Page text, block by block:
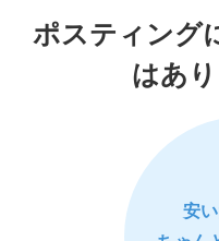
ポスティング
はあ
安い